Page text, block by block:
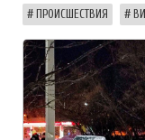
ПРОИСШЕСТВИЯ